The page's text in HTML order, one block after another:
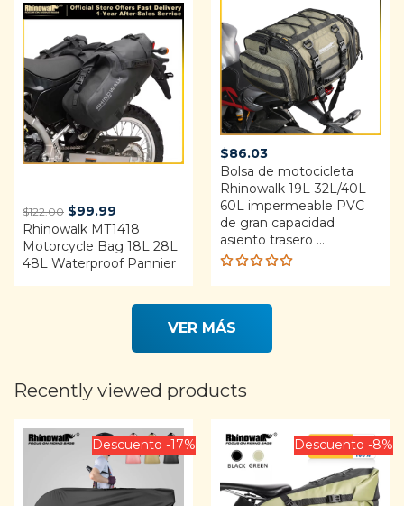
$122.00 Original
price
was:
$122.00.
$99.99
price
is:
$99.99.
Rhinowalk MT1418
Motorcycle Bag 18L 28L
48L Waterproof Pannier
$86.03
Bolsa de motocicleta
Rhinowalk 19L-32L/40L-
60L impermeable PVC
de gran capacidad
asiento trasero ...
Rated
4.88out
VER MÁS
Recently viewed products
Descuento -17% Descuento -8%